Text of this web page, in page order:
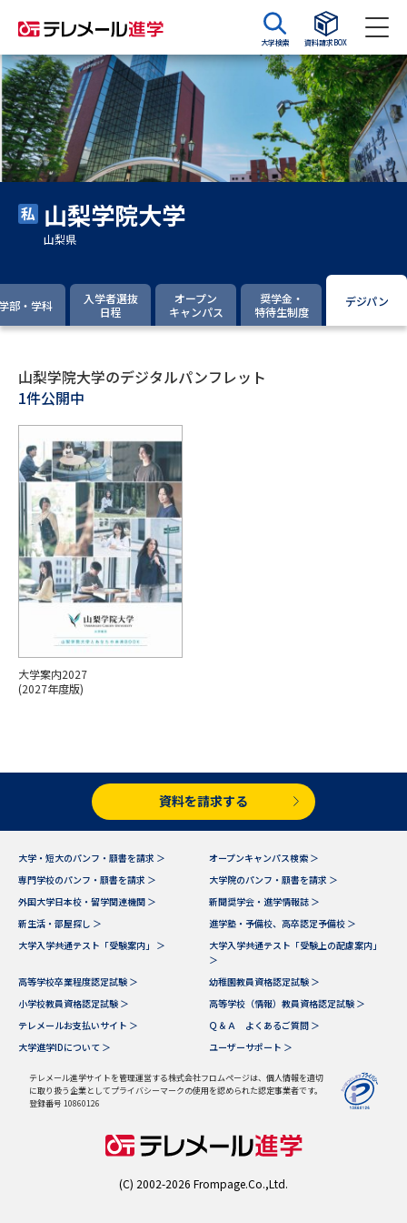
大学検索 資料請求BOX
資料請求 資料検索
大学・短大の資料種類から請求
大学パンフ
過去問題集
専門学校の資料請求
留学・進学関連、塾・予備校
大学入学共通テスト「受験上の
配慮案内」の請求
幼稚園教員資格認定試験
高等学校（情報）教員資格認定
新増設大学・学部・学科特集
国際・グローバルに強い大学特
集
データサイエンス特集 奨学金・特待生制度特集
デジタルパンフレット 進路の３択
新学年スタート号特集ページ
新学年スタート号特集ページ
（高2生用）
SELFBRAND特集ページ
オープンキャンパスなどを調べる
オープンキャンパス検索 実施プログラムから探す
来場型・Web型イベント特集 夢ナビライブ
山梨学院大学
山梨県
部・学科
入学者選抜
日程
オープン
キャンパス
奨学金・
特待生制度
デジパン
山梨学院大学のデジタルパンフレット
1件公開中
大学案内2027
(2027年度版)
資料を請求する
大学・短大のパンフ・願書を請求 ＞
オープンキャンパス検索 ＞
専門学校のパンフ・願書を請求 ＞
大学院のパンフ・願書を請求 ＞
外国大学日本校・留学関連機関 ＞
新聞奨学会・進学情報誌 ＞
新生活・部屋探し ＞
進学塾・予備校、高卒認定予備校 ＞
大学入学共通テスト「受験案内」 ＞
大学入学共通テスト「受験上の配慮案内」
＞
高等学校卒業程度認定試験 ＞
幼稚園教員資格認定試験 ＞
小学校教員資格認定試験 ＞
高等学校（情報）教員資格認定試験 ＞
テレメールお支払いサイト ＞
Ｑ＆Ａ よくあるご質問 ＞
大学進学IDについて ＞
ユーザーサポート ＞
テレメール進学サイトを管理運営する株式会社フロムページは、個人情報を適切
に取り扱う企業としてプライバシーマークの使用を認められた認定事業者です。
登録番号 10860126
(C) 2002-2026 Frompage.Co.,Ltd.